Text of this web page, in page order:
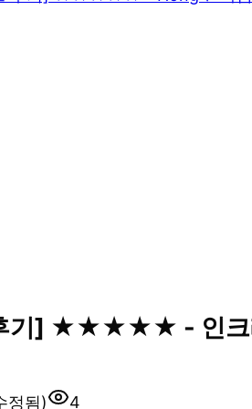
기] ★★★★★ - 인크
정됨) 4